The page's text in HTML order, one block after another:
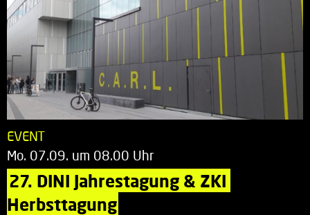
EVENT
Mo. 07.09. um 08.00 Uhr
27. DINI Jahrestagung & ZKI
Herbsttagung